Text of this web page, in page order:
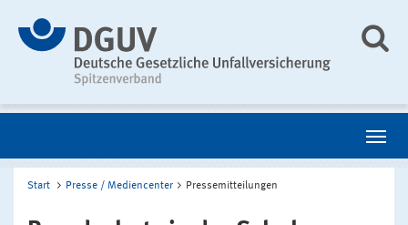
Start Presse / Mediencenter Pressemitteilungen